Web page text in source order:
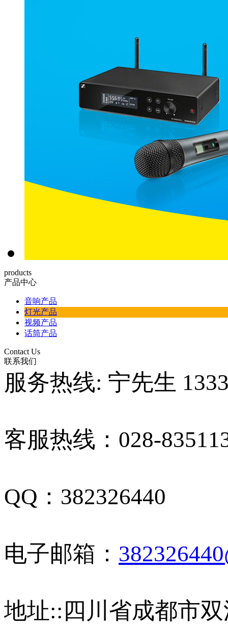
products
产品中心
音响产品
灯光产品
视频产品
话筒产品
Contact Us
联系我们
服务热线: 宁先生
客服热线：028-
QQ：382326440
电子邮箱：
地址:: 四川省成都市